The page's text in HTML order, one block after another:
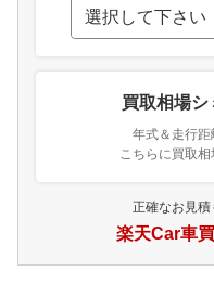
買取相場
年式＆走行距
こちらに買取
正確なお見積
楽天Car車